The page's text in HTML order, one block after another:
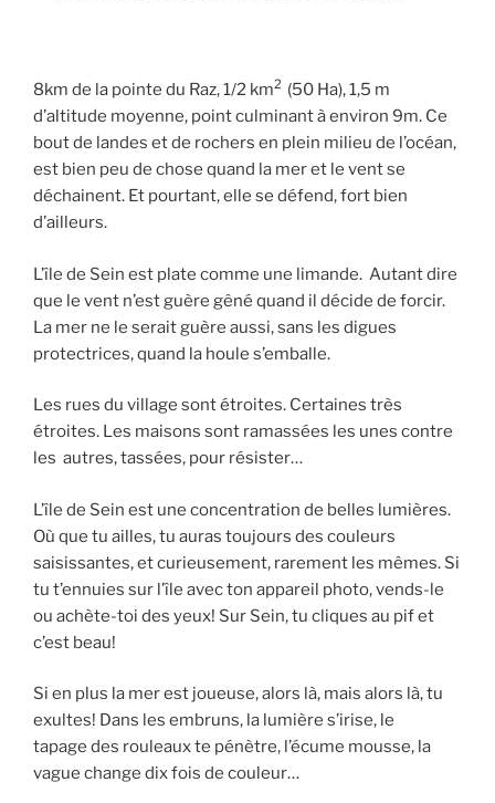
8km de la pointe du Raz, 1/2 km2 (50 Ha), 1,5 m
d’altitude moyenne, point culminant à environ 9m. Ce
bout de landes et de rochers en plein milieu de l’océan,
est bien peu de chose quand la mer et le vent se
déchainent. Et pourtant, elle se défend, fort bien
d’ailleurs.
L’île de Sein est plate comme une limande. Autant dire
que le vent n’est guère gêné quand il décide de forcir.
La mer ne le serait guère aussi, sans les digues
protectrices, quand la houle s’emballe.
Les rues du village sont étroites. Certaines très
étroites. Les maisons sont ramassées les unes contre
les autres, tassées, pour résister…
L’île de Sein est une concentration de belles lumières.
Où que tu ailles, tu auras toujours des couleurs
saisissantes, et curieusement, rarement les mêmes. Si
tu t’ennuies sur l’île avec ton appareil photo, vends-le
ou achète-toi des yeux! Sur Sein, tu cliques au pif et
c’est beau!
Si en plus la mer est joueuse, alors là, mais alors là, tu
exultes! Dans les embruns, la lumière s’irise, le
tapage des rouleaux te pénètre, l’écume mousse, la
vague change dix fois de couleur…